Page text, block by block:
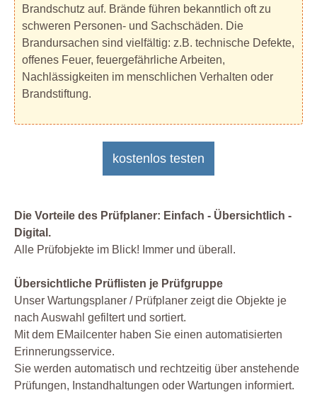
Brandschutz auf. Brände führen bekanntlich oft zu
schweren Personen- und Sachschäden. Die
Brandursachen sind vielfältig: z.B. technische Defekte,
offenes Feuer, feuergefährliche Arbeiten,
Nachlässigkeiten im menschlichen Verhalten oder
Brandstiftung.
kostenlos testen
Die Vorteile des Prüfplaner: Einfach - Übersichtlich -
Digital.
Alle Prüfobjekte im Blick! Immer und überall.
Übersichtliche Prüflisten je Prüfgruppe
Unser Wartungsplaner / Prüfplaner zeigt die Objekte je
nach Auswahl gefiltert und sortiert.
Mit dem EMailcenter haben Sie einen automatisierten
Erinnerungsservice.
Sie werden automatisch und rechtzeitig über anstehende
Prüfungen, Instandhaltungen oder Wartungen informiert.